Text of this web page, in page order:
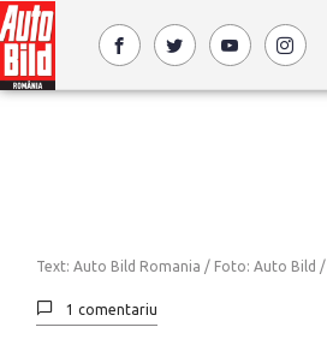
Text: Auto Bild Romania / Foto: Auto Bild /
1 comentariu